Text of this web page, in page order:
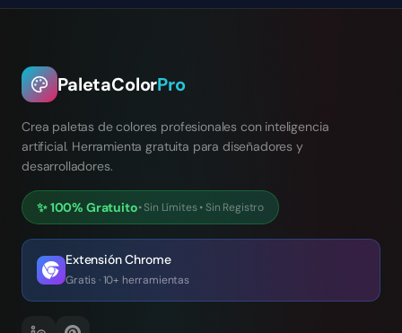
PaletaColorPro
Crea paletas de colores profesionales con inteligencia
artificial. Herramienta gratuita para diseñadores y
desarrolladores.
✨100% Gratuito•Sin Límites• Sin Registro
Extensión Chrome
Gratis · 10+ herramientas